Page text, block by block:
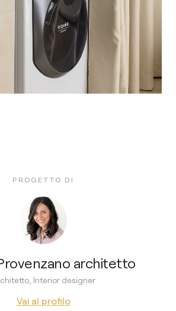
PROGETTO DI
architetto
Interior designer
Vai al profilo